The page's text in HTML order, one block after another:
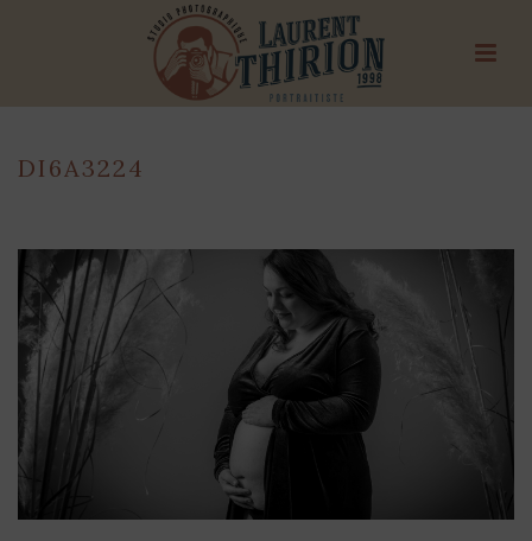
DI6A3224